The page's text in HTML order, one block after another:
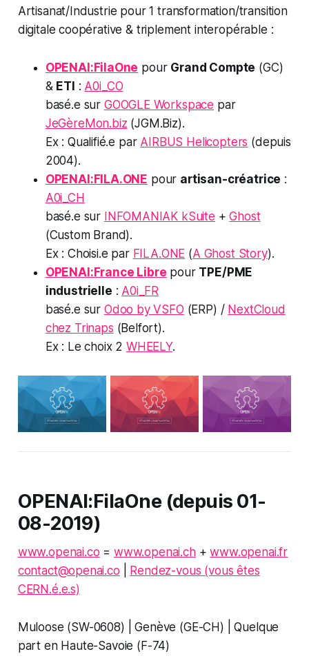
Artisanat/Industrie pour 1 transformation/transition
digitale coopérative & triplement interopérable :
OPENAI:FilaOne pour Grand Compte (GC)
& ETI : A0i_CO
basé.e sur GOOGLE Workspace par
JeGèreMon.biz (JGM.Biz).
Ex : Qualifié.e par AIRBUS Helicopters (depuis
2004).
OPENAI:FILA.ONE pour artisan-créatrice :
A0i_CH
basé.e sur
INFOMANIAK kSuite +Ghost
(Custom Brand).
Ex : Choisi.e par FILA.ONE (A Ghost Story).
OPENAI:France Libre pour TPE/PME
industrielle : A0i_FR
basé.e sur Odoo by VSFO (ERP) / NextCloud
chez Trinaps (Belfort).
Ex : Le choix 2 WHEELY.
OPENAI:FilaOne (depuis 01-
08-2019)
www.openai.co = www.openai.ch+www.openai.fr
contact@openai.co
Rendez-vous (vous êtes
CERN.é.e.s)
Muloose (SW-0608) | Genève (GE-CH) | Quelque
part en Haute-Savoie (F-74)